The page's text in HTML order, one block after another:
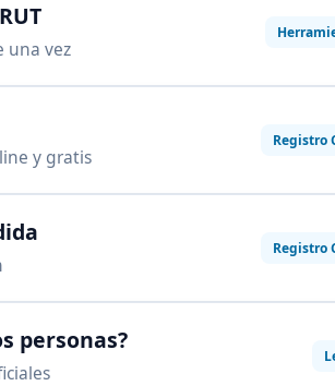
una vez
y gratis
Registro
Registro
personas?